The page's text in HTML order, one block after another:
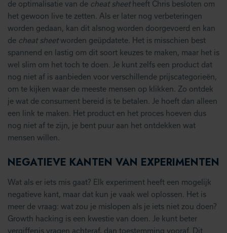
de optimalisatie van de cheat sheet heeft Chris besloten om
het gewoon live te zetten. Als er later nog verbeteringen
worden gedaan, kan dit alsnog worden doorgevoerd en kan
de cheat sheetworden geüpdatete. Het is misschien best
spannend en lastig om dit soort keuzes te maken, maar het is
wel slim om het toch te doen. Je kunt zelfs een product dat
nog niet af is aanbieden voor verschillende prijscategorieën,
om te kijken waar de meeste mensen op klikken. Zo ontdek
je wat de consument bereid is te betalen. Je hoeft dan alleen
een link te maken. Het product en het proces hoeven dus
nog niet af te zijn, je bent puur aan het ontdekken wat
mensen willen.
NEGATIEVE KANTEN VAN EXPERIMENTEN
Wat als er iets mis gaat? Elk experiment heeft een mogelijk
negatieve kant, maar dat kun je vaak wel oplossen. Het is
meer de vraag: wat zou je mislopen als je iets niet zou doen?
Growth hacking is een kwestie van doen. Je kunt beter
vergiffenis vragen achteraf, dan toestemming vooraf. Dit